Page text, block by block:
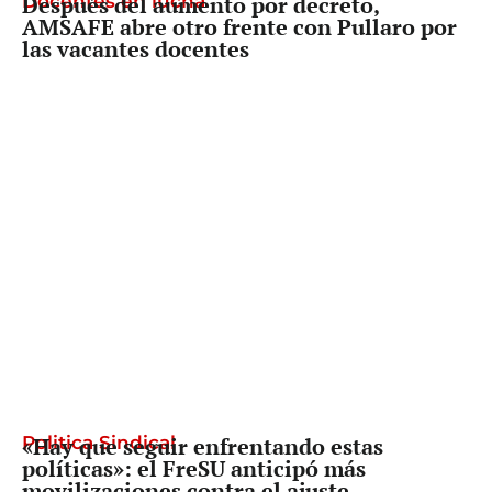
AMSAFE abre otro frente con Pullaro por
las vacantes docentes
Politica Sindical
«Hay que seguir enfrentando estas
políticas»: el FreSU anticipó más